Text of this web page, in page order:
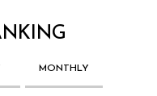
MONTHLY